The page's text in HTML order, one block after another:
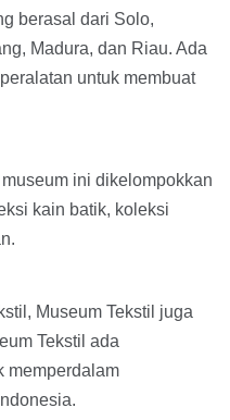
berasal dari Solo,
Madura, dan Riau. Ada
untuk membuat
ini dikelompokkan
kain batik, koleksi
Museum Tekstil juga
Tekstil ada
memperdalam